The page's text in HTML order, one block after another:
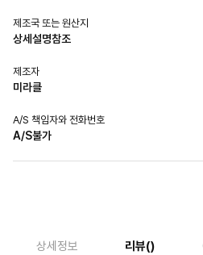
제조국 또는 원산지
상세설명참조
제조자
미라클
A/S 책임자와 전화번호
A/S불가
상세정보 리뷰()